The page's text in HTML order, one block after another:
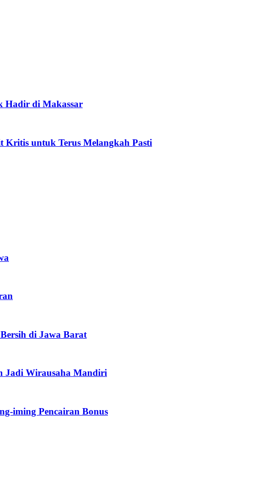
Hadir di Makassar
untuk Terus Melangkah Pasti
di Jawa Barat
Jadi Wirausaha Mandiri
iming Pencairan Bonus